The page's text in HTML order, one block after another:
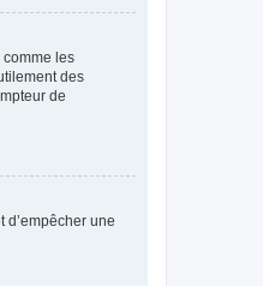
les
des
de
une